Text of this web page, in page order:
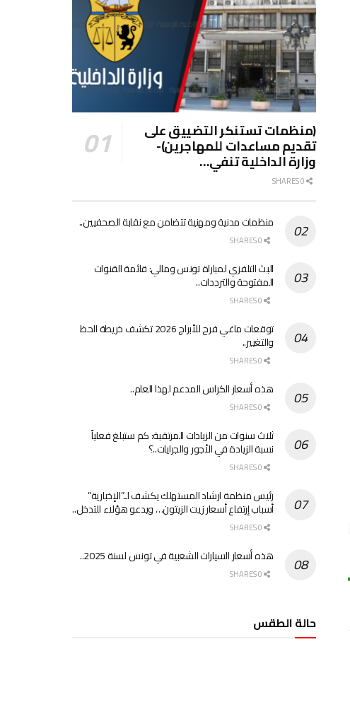
(منظمات تستنكر التضييق على
تقديم مساعدات للمهاجرين)-
وزارة الداخلية تنفي…
منظمات مدنية ومهنية تتضامن مع نقابة الصحفيين..
البث التلفزي لمباراة تونس ومالي: قائمة القنوات
المفتوحة والترددات..
توقعات ماغي فرح للأبراج 2026 تكشف خريطة الحظ
والتغيير..
هذه أسعار الكراس المدعم لهذا العام..
ثلاث سنوات من الزيادات المرتقبة: كم ستبلغ فعلياً
نسبة الزيادة في الأجور والجرايات..؟
رئيس منظمة ارشاد المستهلك يكشف لـ”الإخبارية”
أسباب إرتفاع أسعار زيت الزيتون… ويدعو هؤلاء للتدخل..
هذه أسعار السيارات الشعبية في تونس لسنة 2025..
حالة الطقس